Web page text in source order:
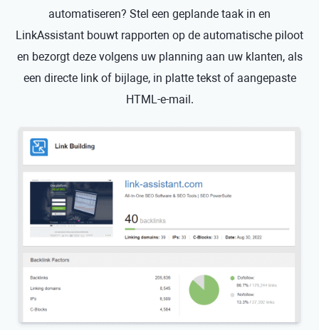
automatiseren? Stel een geplande taak in en
LinkAssistant bouwt rapporten op de automatische piloot
en bezorgt deze volgens uw planning aan uw klanten, als
een directe link of bijlage, in platte tekst of aangepaste
HTML-e-mail.